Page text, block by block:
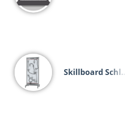
Skillboard Schl…